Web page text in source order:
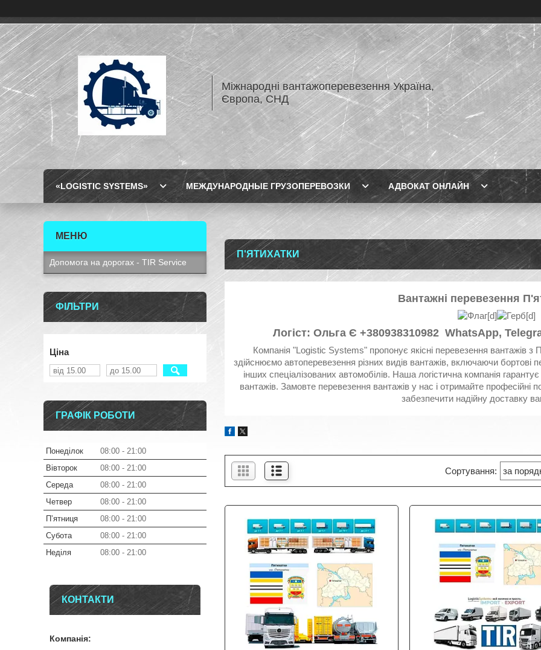
Міжнародні вантажоперевезення Україна,
Європа, СНД
«LOGISTIC SYSTEMS» МЕЖДУНАРОДНЫЕ ГРУЗОПЕРЕВОЗКИ АДВОКАТ ОНЛАЙН
П'ЯТИХАТКИ
Вантажні перевезення
Логіст: Ольга Є +380938310982 WhatsApp,
Компанія "Logistic Systems" пропонує якісні перевезення вантажів з
здійснюємо автоперевезення різних видів вантажів, включаючи бортові
інших спеціалізованих автомобілів. Наша логістична компанія
вантажів. Замовте перевезення вантажів у нас і отримайте професійні
забезпечити надійну доставку
Допомога на дорогах - TIR Service
ФІЛЬТРИ
Ціна
ГРАФІК РОБОТИ
Понеділок 08:00
21:00
Вівторок
08:00
21:00
Середа
08:00
21:00
Четвер
08:00
21:00
Пʼятниця
08:00
21:00
Субота
08:00
21:00
Неділя
08:00 21:00
КОНТАКТИ